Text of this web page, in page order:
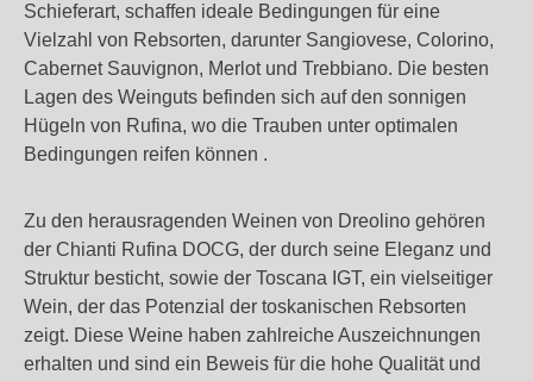
Schieferart, schaffen ideale Bedingungen für eine
Vielzahl von Rebsorten, darunter Sangiovese, Colorino,
Cabernet Sauvignon, Merlot und Trebbiano. Die besten
Lagen des Weinguts befinden sich auf den sonnigen
Hügeln von Rufina, wo die Trauben unter optimalen
Bedingungen reifen können .
Zu den herausragenden Weinen von Dreolino gehören
der Chianti Rufina DOCG, der durch seine Eleganz und
Struktur besticht, sowie der Toscana IGT, ein vielseitiger
Wein, der das Potenzial der toskanischen Rebsorten
zeigt. Diese Weine haben zahlreiche Auszeichnungen
erhalten und sind ein Beweis für die hohe Qualität und